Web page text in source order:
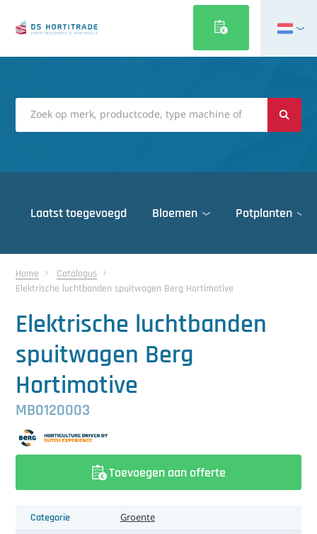
English
Deutsch
Polski
Română
中文（简体）
Laatst toegevoegd Bloemen Potplanten
Gewasbescherming
Koeling
Ontvochtiging
Reinigingsmachines
Sorteermachines
Teeltbenodigdheden
Teeltwisseling
Ventilatoren
Home
Catalogus
Elektrische luchtbanden spuitwagen Berg Hortimotive
Elektrische luchtbanden
spuitwagen Berg
Hortimotive
MB0120003
Toevoegen aan offerte
Categorie Groente